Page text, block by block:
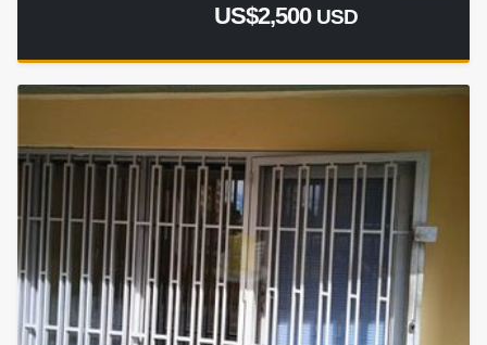
US$2,500 USD